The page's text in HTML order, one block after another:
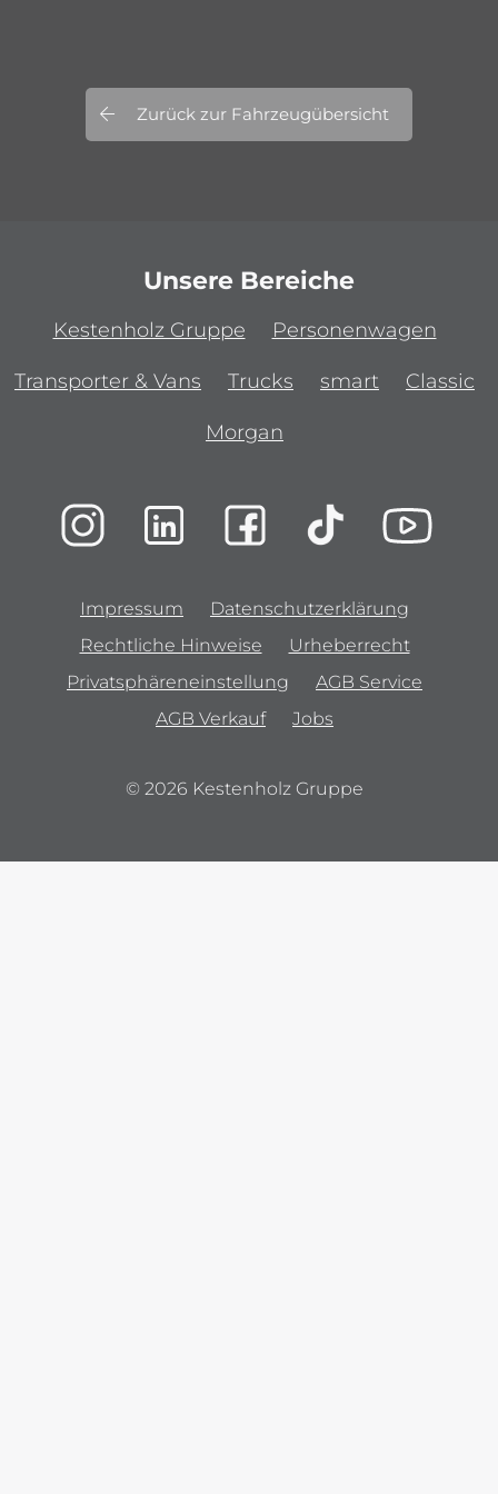
Zurück zur Fahrzeugübersicht
Unsere Bereiche
Kestenholz Gruppe Personenwagen
Transporter & Vans Trucks smart Classic
Morgan
Impressum
Datenschutzerklärung
Rechtliche Hinweise
Urheberrecht
Privatsphäreneinstellung
AGB Service
AGB Verkauf
Jobs
© 2026 Kestenholz Gruppe